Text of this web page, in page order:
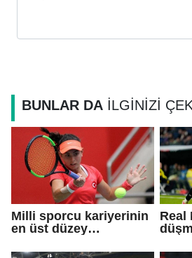
BUNLAR DA İLGİNİZİ
Milli sporcu kariyerinin
en üst düzey
Real